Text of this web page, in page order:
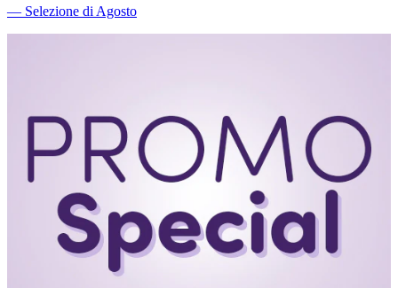
― Selezione di Agosto